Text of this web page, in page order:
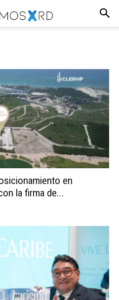
en
la firma de...